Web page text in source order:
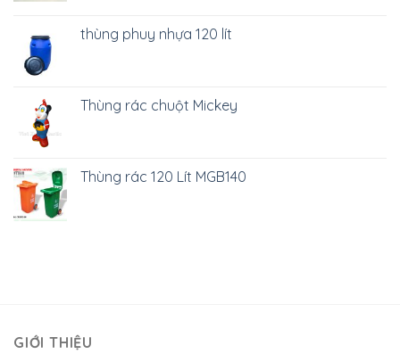
thùng phuy nhựa 120 lít
Thùng rác chuột Mickey
Thùng rác 120 Lít MGB140
GIỚI THIỆU